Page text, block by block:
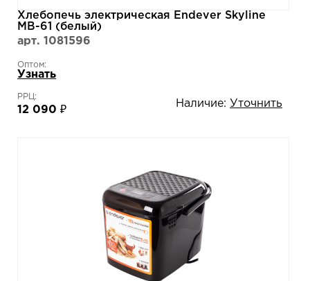
Хлебопечь электрическая Endever Skyline
MB-61 (белый)
арт. 1081596
Оптом:
Узнать
РРЦ:
12 090 ₽
Наличие: Уточнить